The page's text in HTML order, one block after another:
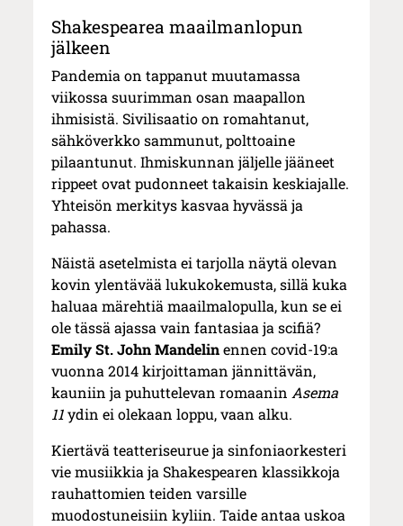
Shakespearea maailmanlopun
jälkeen
Pandemia on tappanut muutamassa
viikossa suurimman osan maapallon
ihmisistä. Sivilisaatio on romahtanut,
sähköverkko sammunut, polttoaine
pilaantunut. Ihmiskunnan jäljelle jääneet
rippeet ovat pudonneet takaisin keskiajalle.
Yhteisön merkitys kasvaa hyvässä ja
pahassa.
Näistä asetelmista ei tarjolla näytä olevan
kovin ylentävää lukukokemusta, sillä kuka
haluaa märehtiä maailmalopulla, kun se ei
ole tässä ajassa vain fantasiaa ja scifiä?
Emily St. John Mandelinennen covid-19:a
vuonna 2014 kirjoittaman jännittävän,
kauniin ja puhuttelevan romaaninAsema
11ydin ei olekaan loppu, vaan alku.
Kiertävä teatteriseurue ja sinfoniaorkesteri
vie musiikkia ja Shakespearen klassikkoja
rauhattomien teiden varsille
muodostuneisiin kyliin. Taide antaa uskoa